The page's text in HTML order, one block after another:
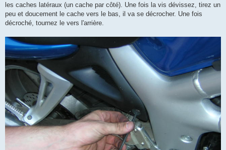
les caches latéraux (un cache par côté). Une fois la vis dévissez, tirez un
peu et doucement le cache vers le bas, il va se décrocher. Une fois
décroché, tournez le vers l'arrière.